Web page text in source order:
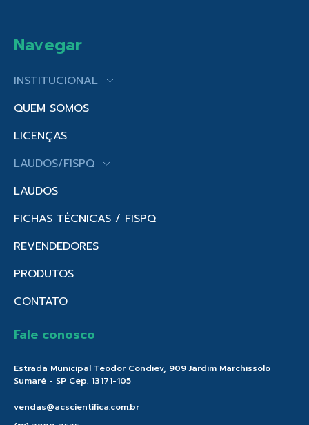
Navegar
INSTITUCIONAL
QUEM SOMOS
LICENÇAS
LAUDOS/FISPQ
LAUDOS
FICHAS TÉCNICAS / FISPQ
REVENDEDORES
PRODUTOS
CONTATO
Fale conosco
Estrada Municipal Teodor Condiev, 909 Jardim Marchissolo
Sumaré - SP Cep. 13171-105
vendas@acscientifica.com.br